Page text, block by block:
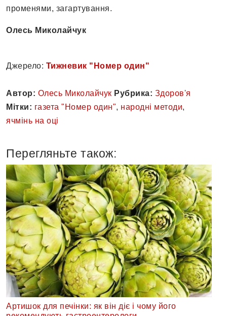
променями, загартування.
Олесь Миколайчук
Джерело: Тижневик "Номер один"
Автор: Олесь Миколайчук Рубрика: Здоров'я
Мітки: газета "Номер один", народні методи,
ячмінь на оці
Перегляньте також:
Артишок для печінки: як він діє і чому його